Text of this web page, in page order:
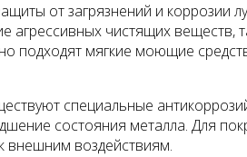
от загрязнений и коррозии
чистящих веществ,
подходят мягкие моющие
специальные
состояния металла. Для
внешним воздействиям.